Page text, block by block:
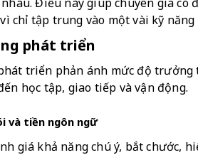
chỉ tập trung vào một vài kỹ năng
phát triển
triển phản ánh mức độ
học tập, giao tiếp và vận động.
và tiền ngôn ngữ
giá khả năng chú ý, bắt chước,